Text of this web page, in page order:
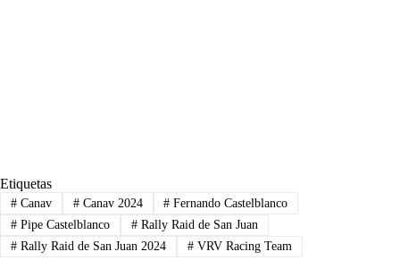
Etiquetas
#Canav #Canav 2024 # Fernando Castelblanco
#Pipe Castelblanco #Rally Raid de San Juan
#Rally Raid de San Juan 2024 #VRV Racing Team